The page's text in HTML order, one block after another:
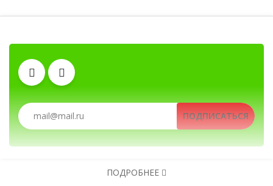
Рации, радиостанции, рации для охоты
Аккумуляторы
Рации, радиостанции, рации для охоты и рыбалки,
Автомобильные рации, автомобильные
ПОДПИСАТЬСЯ
ПОДРОБНЕЕ